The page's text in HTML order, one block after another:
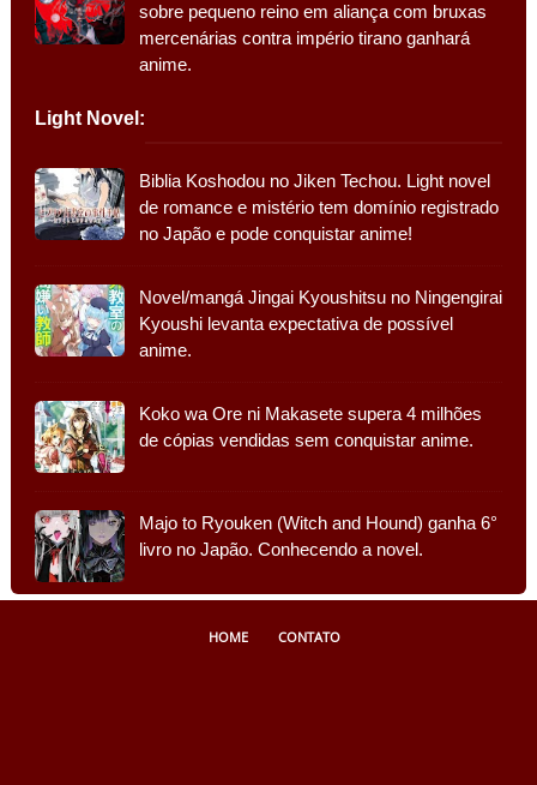
sobre pequeno reino em aliança com bruxas
mercenárias contra império tirano ganhará
anime.
Light Novel:
Biblia Koshodou no Jiken Techou. Light novel
de romance e mistério tem domínio registrado
no Japão e pode conquistar anime!
Novel/mangá Jingai Kyoushitsu no Ningengirai
Kyoushi levanta expectativa de possível
anime.
Koko wa Ore ni Makasete supera 4 milhões
de cópias vendidas sem conquistar anime.
Majo to Ryouken (Witch and Hound) ganha 6°
livro no Japão. Conhecendo a novel.
HOME CONTATO